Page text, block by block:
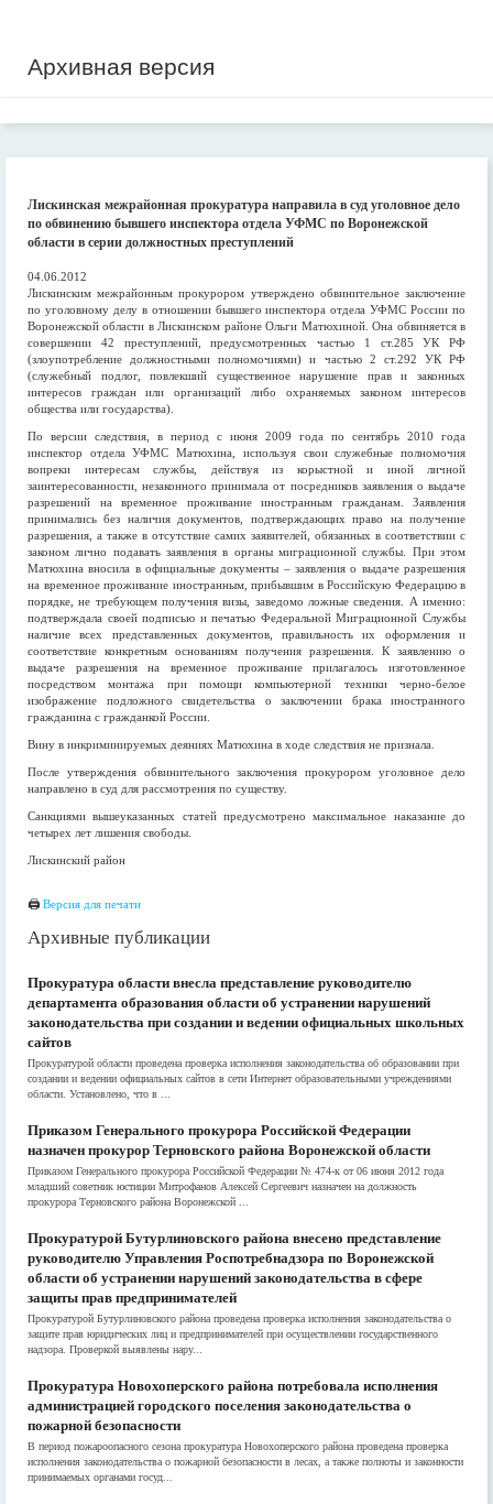
Архивная версия
Лискинская межрайонная прокуратура направила в суд уголовное дело
по обвинению бывшего инспектора отдела УФМС по Воронежской
области в серии должностных преступлений
04.06.2012
Лискинским межрайонным прокурором утверждено обвинительное заключение
по уголовному делу в отношении бывшего инспектора отдела УФМС России по
Воронежской области в Лискинском районе Ольги Матюхиной. Она обвиняется в
совершении 42 преступлений, предусмотренных частью 1 ст.285 УК РФ
(злоупотребление должностными полномочиями) и частью 2 ст.292 УК РФ
(служебный подлог, повлекший существенное нарушение прав и законных
интересов граждан или организаций либо охраняемых законом интересов
общества или государства).
По версии следствия, в период с июня 2009 года по сентябрь 2010 года
инспектор отдела УФМС Матюхина, используя свои служебные полномочия
вопреки интересам службы, действуя из корыстной и иной личной
заинтересованности, незаконного принимала от посредников заявления о выдаче
разрешений на временное проживание иностранным гражданам. Заявления
принимались без наличия документов, подтверждающих право на получение
разрешения, а также в отсутствие самих заявителей, обязанных в соответствии с
законом лично подавать заявления в органы миграционной службы. При этом
Матюхина вносила в официальные документы – заявления о выдаче разрешения
на временное проживание иностранным, прибывшим в Российскую Федерацию в
порядке, не требующем получения визы, заведомо ложные сведения. А именно:
подтверждала своей подписью и печатью Федеральной Миграционной Службы
наличие всех представленных документов, правильность их оформления и
соответствие конкретным основаниям получения разрешения. К заявлению о
выдаче разрешения на временное проживание прилагалось изготовленное
посредством монтажа при помощи компьютерной техники черно-белое
изображение подложного свидетельства о заключении брака иностранного
гражданина с гражданкой России.
Вину в инкриминируемых деяниях Матюхина в ходе следствия не признала.
После утверждения обвинительного заключения прокурором уголовное дело
направлено в суд для рассмотрения по существу.
Санкциями вышеуказанных статей предусмотрено максимальное наказание до
четырех лет лишения свободы.
Лискинский район
🖨 Версия для печати
Архивные публикации
Прокуратура области внесла представление руководителю
департамента образования области об устранении нарушений
законодательства при создании и ведении официальных школьных
сайтов
Прокуратурой области проведена проверка исполнения законодательства об образовании при
создании и ведении официальных сайтов в сети Интернет образовательными учреждениями
области. Установлено, что в ...
Приказом Генерального прокурора Российской Федерации
назначен прокурор Терновского района Воронежской области
Приказом Генерального прокурора Российской Федерации № 474-к от 06 июня 2012 года
младший советник юстиции Митрофанов Алексей Сергеевич назначен на должность
прокурора Терновского района Воронежской ...
Прокуратурой Бутурлиновского района внесено представление
руководителю Управления Роспотребнадзора по Воронежской
области об устранении нарушений законодательства в сфере
защиты прав предпринимателей
Прокуратурой Бутурлиновского района проведена проверка исполнения законодательства о
защите прав юридических лиц и предпринимателей при осуществлении государственного
надзора. Проверкой выявлены нару...
Прокуратура Новохоперского района потребовала исполнения
администрацией городского поселения законодательства о
пожарной безопасности
В период пожароопасного сезона прокуратура Новохоперского района проведена проверка
исполнения законодательства о пожарной безопасности в лесах, а также полноты и законности
принимаемых органами госуд...